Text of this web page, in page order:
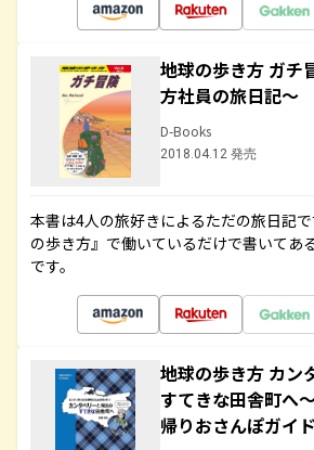
地球の歩き方 ガチ
方社員の旅日記～
D-Books
2018.04.12 発売
本書は4人の旅好きによるただの旅日記
の歩き方』で働いているだけで書いてあ
です。
地球の歩き方 カン
すてきな田舎町へ
帰りおさんぽガイ